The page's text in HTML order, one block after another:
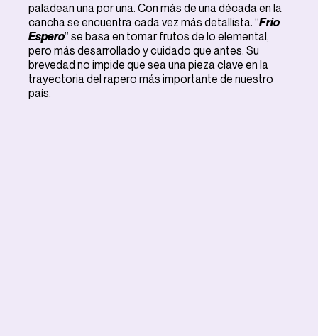
paladean una por una. Con más de una década en la
cancha se encuentra cada vez más detallista. “Frío
Espero” se basa en tomar frutos de lo elemental,
pero más desarrollado y cuidado que antes. Su
brevedad no impide que sea una pieza clave en la
trayectoria del rapero más importante de nuestro
país.